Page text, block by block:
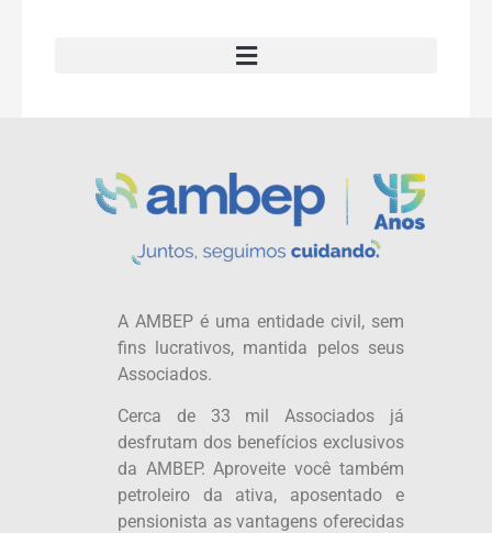
A AMBEP é uma entidade civil, sem
fins lucrativos, mantida pelos seus
Associados.
Cerca de 33 mil Associados já
desfrutam dos benefícios exclusivos
da AMBEP. Aproveite você também
petroleiro da ativa, aposentado e
pensionista as vantagens oferecidas